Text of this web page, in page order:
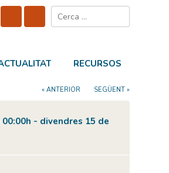
RECURSOS
« ANTERIOR SEGÜENT »
- divendres 15 de